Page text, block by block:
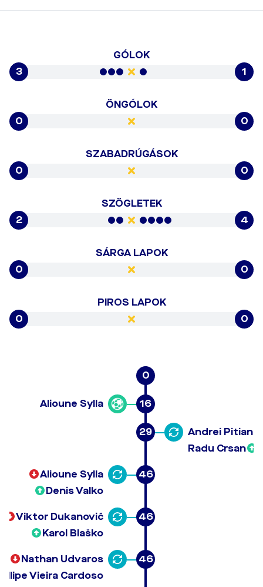
GÓLOK
3
1
ÖNGÓLOK
0
0
SZABADRÚGÁSOK
0
0
SZÖGLETEK
2
4
SÁRGA LAPOK
0
0
PIROS LAPOK
0
0
0
16
Alioune Sylla
29
Andrei Pitian
Radu Crsan
46
Alioune Sylla
Denis Valko
46
Viktor Dukanovič
Karol Blaško
46
Nathan Udvaros
Vieira Cardoso